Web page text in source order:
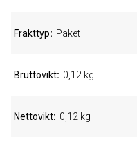
Frakttyp Paket
Bruttovikt 0,12 kg
Nettovikt 0,12 kg